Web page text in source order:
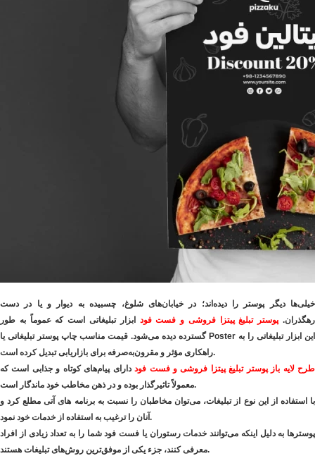
خیلی‌ها دیگر پوستر را دیده‌اند؛ در خیابان‌های شلوغ، چسبیده به دیوار و یا در دست
رهگذران. پوستر تبلیغ پیتزا فروشی و فست فود
ابزار تبلیغاتی است که عموماً به طور
گسترده دیده می‌شود. قیمت مناسب چاپ پوستر تبلیغاتی یا Poster این ابزار تبلیغاتی را به
راهکاری مؤثر و مقرون‌به‌صرفه برای بازاریابی تبدیل کرده است.
طرح لایه باز پوستر تبلیغ پیتزا فروشی و فست فود دارای پیام‌های کوتاه و جذابی است که
معمولاً تاثیرگذار بوده و در ذهن مخاطب خود ماندگار است.
با استفاده از این نوع از تبلیغات، می‌توان مخاطبان را نسبت به برنامه های آتی مطلع کرد و
آنان را ترغیب به استفاده از خدمات خود نمود.
پوسترها به دلیل اینکه می‌توانند خدمات رستوران یا فست فود شما را به تعداد زیادی از افراد
معرفی کنند، جزء یکی از موفق‌ترین روش‌های تبلیغات هستند.